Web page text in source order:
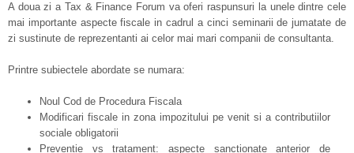
A doua zi a Tax & Finance Forum va oferi raspunsuri la unele dintre cele
mai importante aspecte fiscale in cadrul a cinci seminarii de jumatate de
zi sustinute de reprezentanti ai celor mai mari companii de consultanta.
Printre subiectele abordate se numara:
Noul Cod de Procedura Fiscala
Modificari fiscale in zona impozitului pe venit si a contributiilor
sociale obligatorii
Preventie vs tratament: aspecte sanctionate anterior de